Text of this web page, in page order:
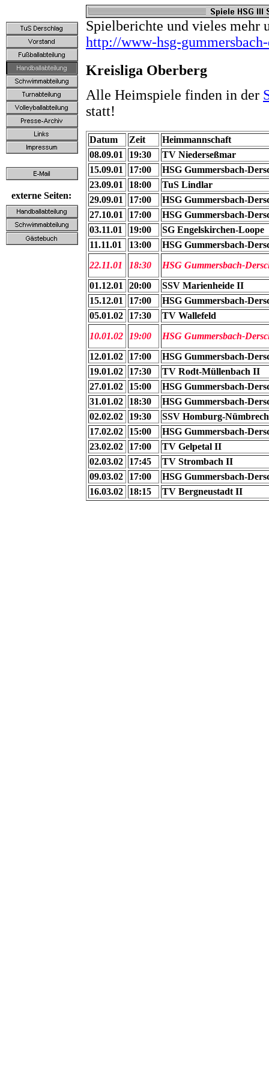
externe Seiten:
Spielberichte und vieles mehr
http://www-hsg-
Kreisliga Oberberg
Alle Heimspiele finden in der
statt!
Datum Zeit
Heimmannschaft
08.09.01
19:30
TV Niederseßmar
15.09.01
17:00
HSG Gummersbach-
23.09.01
18:00
TuS Lindlar
29.09.01
17:00
HSG Gummersbach-
27.10.01
17:00
HSG Gummersbach-
03.11.01
19:00
SG Engelskirchen-Loope
11.11.01
13:00
HSG Gummersbach-
22.11.01
18:30
HSG Gummersbach-
01.12.01
20:00
SSV Marienheide II
15.12.01
17:00
HSG Gummersbach-
05.01.02
17:30
TV Wallefeld
10.01.02
19:00
HSG Gummersbach-
12.01.02
17:00
HSG Gummersbach-
19.01.02
17:30
TV Rodt-Müllenbach II
27.01.02
15:00
HSG Gummersbach-
31.01.02
18:30
HSG Gummersbach-
02.02.02
19:30
SSV Homburg-
17.02.02
15:00
HSG Gummersbach-
23.02.02
17:00
TV Gelpetal II
02.03.02
17:45
TV Strombach II
09.03.02
17:00
HSG Gummersbach-
16.03.02
18:15 TV Bergneustadt II